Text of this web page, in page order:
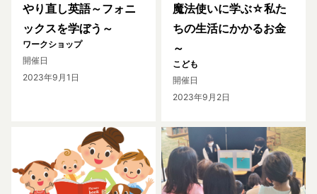
やり直し英語～フォニ
ックスを学ぼう～
ワークショップ
開催日
2023年9月1日
魔法使いに学ぶ☆私た
ちの生活にかかるお金
～
こども
開催日
2023年9月2日